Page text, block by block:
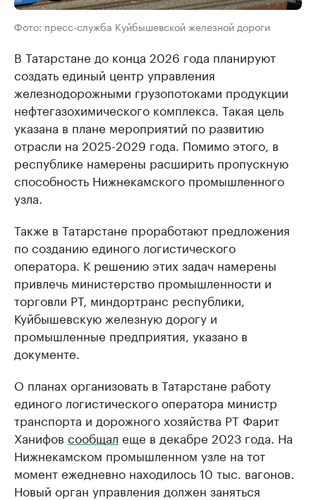
Фото: пресс-служба Куйбышевской железной дороги
В Татарстане до конца 2026 года планируют
создать единый центр управления
железнодорожными грузопотоками продукции
нефтегазохимического комплекса. Такая цель
указана в плане мероприятий по развитию
отрасли на 2025-2029 года. Помимо этого, в
республике намерены расширить пропускную
способность Нижнекамского промышленного
узла.
Также в Татарстане проработают предложения
по созданию единого логистического
оператора. К решению этих задач намерены
привлечь министерство промышленности и
торговли РТ, миндортранс республики,
Куйбышевскую железную дорогу и
промышленные предприятия, указано в
документе.
О планах организовать в Татарстане работу
единого логистического оператора министр
транспорта и дорожного хозяйства РТ Фарит
Ханифов сообщал еще в декабре 2023 года. На
Нижнекамском промышленном узле на тот
момент ежедневно находилось 10 тыс. вагонов.
Новый орган управления должен заняться